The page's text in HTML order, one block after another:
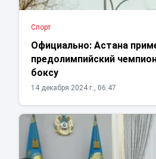
Спорт
Официально: Астана
предолимпийский
боксу
14 декабря 2024 г., 06:47